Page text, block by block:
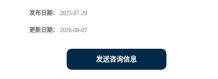
发布日期： 2025-07-29
更新日期： 2026-08-07
发送咨询信息